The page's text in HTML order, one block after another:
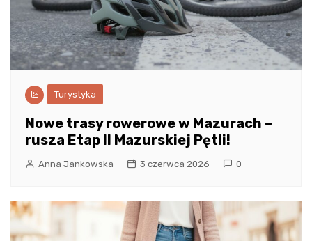
Turystyka
Nowe trasy rowerowe w Mazurach –
rusza Etap II Mazurskiej Pętli!
Anna Jankowska 3 czerwca 2026 0